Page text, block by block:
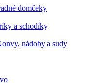
domčeky
a schodíky
nádoby a sudy